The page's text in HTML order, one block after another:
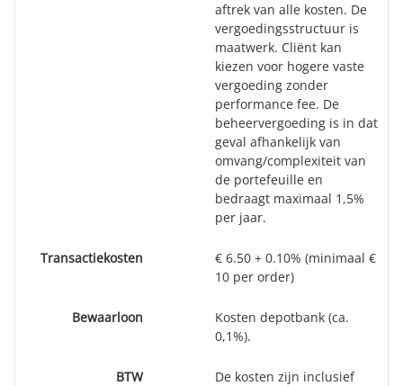
aftrek van alle kosten. De
vergoedingsstructuur is
maatwerk. Cliënt kan
kiezen voor hogere vaste
vergoeding zonder
performance fee. De
beheervergoeding is in dat
geval afhankelijk van
omvang/complexiteit van
de portefeuille en
bedraagt maximaal 1,5%
per jaar.
Transactiekosten
€ 6.50 + 0.10% (minimaal €
10 per order)
Bewaarloon
Kosten depotbank (ca.
0,1%).
BTW
De kosten zijn inclusief